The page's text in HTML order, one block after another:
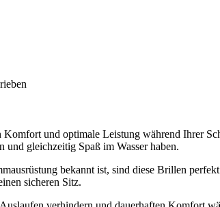
und optimale Leistung während Ihrer
gleichzeitig Spaß im Wasser haben.
bekannt ist, sind diese Brillen
sicheren Sitz.